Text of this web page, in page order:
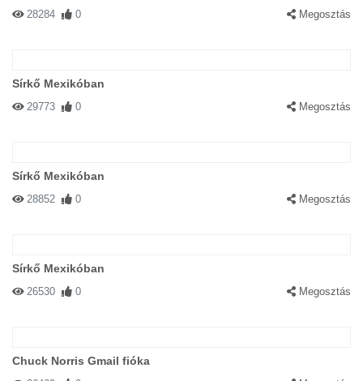
28284 0 Megosztás
Sírkő Mexikóban
29773 0 Megosztás
Sírkő Mexikóban
28852 0 Megosztás
Sírkő Mexikóban
26530 0 Megosztás
Chuck Norris Gmail fióka